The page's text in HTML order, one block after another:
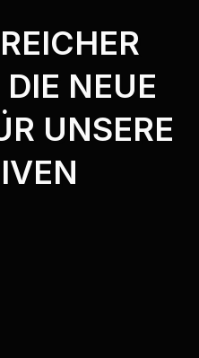
NEUE
UNSERE